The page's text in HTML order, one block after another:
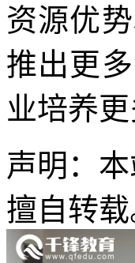
资源优
推出更
业培养
声明：
擅自转载